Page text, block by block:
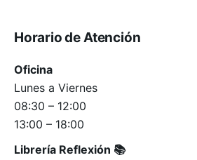
Horario de Atención
Oficina
Lunes a Viernes
08:30 – 12:00
13:00 – 18:00
Librería Reflexión 📚